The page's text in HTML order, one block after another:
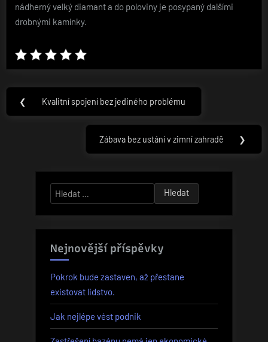
nádherný velký diamant a do poloviny je posypaný dalšími
drobnými kamínky.
Navigace
pro
❮
Previous
Kvalitní spojení bez jediného problému
Next
Zábava bez ustání v zimní zahradě ❯
Vyhledávání
Nejnovější příspěvky
Pokrok bude zastaven, až přestane
existovat lidstvo.
Jak nejlépe vést podnik